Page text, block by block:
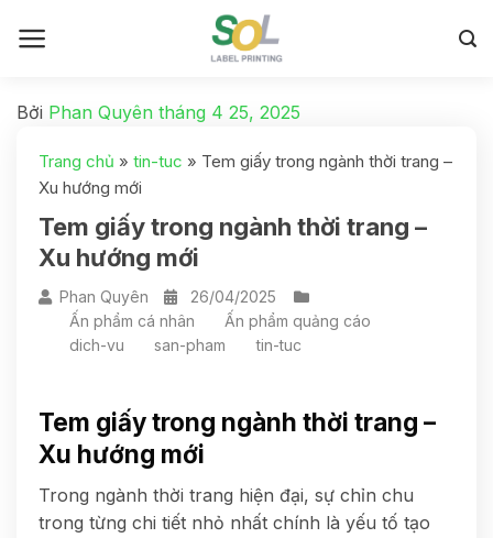
Bởi Phan Quyên tháng 4 25, 2025
Trang chủ » tin-tuc » Tem giấy trong ngành thời trang –
Xu hướng mới
Tem giấy trong ngành thời trang –
Xu hướng mới
Phan Quyên
26/04/2025
Ấn phẩm cá nhân
Ấn phẩm quảng cáo
dich-vu
san-pham tin-tuc
Tem giấy trong ngành thời trang –
Xu hướng mới
Trong ngành thời trang hiện đại, sự chỉn chu
trong từng chi tiết nhỏ nhất chính là yếu tố tạo